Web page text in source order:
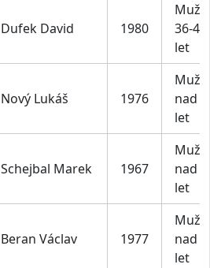
Dufek David 1980
Muži
36-45
let
Nový Lukáš 1976
Muži
nad
let
Schejbal Marek 1967
Muži
nad
let
Beran Václav 1977
Muži
nad
let